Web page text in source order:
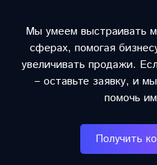
Мы умеем выстраивать
сферах, помогая
увеличивать продажи.
– оставьте заявку, и
помочь
Получить